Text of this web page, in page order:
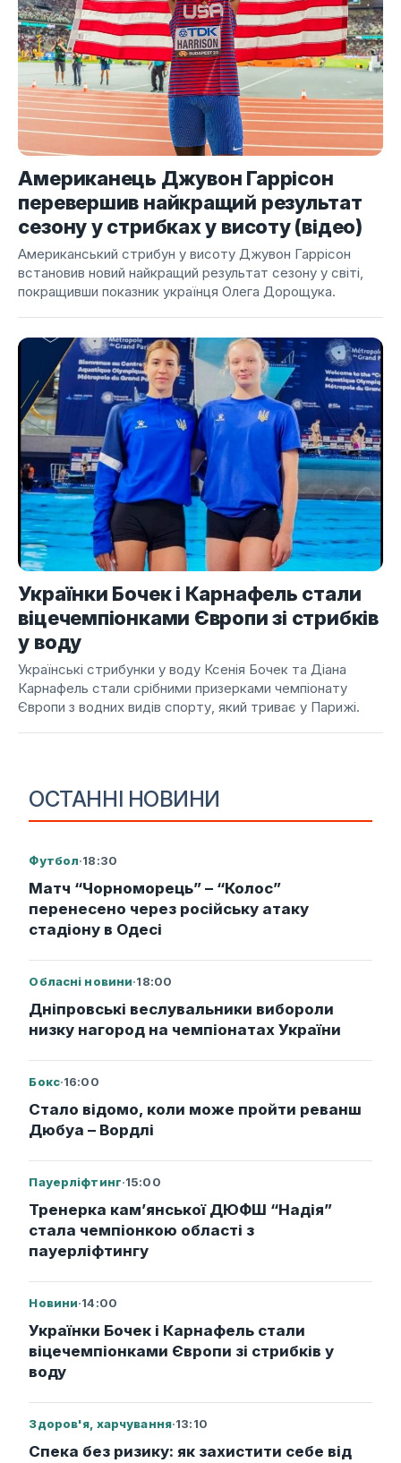
ОСТАННІ НОВИНИ
Футбол·18:30
Матч “Чорноморець” – “Колос”
перенесено через російську атаку
стадіону в Одесі
Обласні новини·18:00
Дніпровські веслувальники вибороли
низку нагород на чемпіонатах України
Бокс·16:00
Стало відомо, коли може пройти реванш
Дюбуа – Вордлі
Пауерліфтинг·15:00
Тренерка кам’янської ДЮФШ “Надія”
стала чемпіонкою області з
пауерліфтингу
Новини·14:00
Українки Бочек і Карнафель стали
віцечемпіонками Європи зі стрибків у
воду
Здоров'я, харчування·13:10
Спека без ризику: як захистити себе від
Американець Джувон Гаррісон
перевершив найкращий результат
сезону у стрибках у висоту (відео)
Американський стрибун у висоту Джувон Гаррісон
встановив новий найкращий результат сезону у світі,
покращивши показник українця Олега Дорощука.
Українки Бочек і Карнафель стали
віцечемпіонками Європи зі стрибків
у воду
Українські стрибунки у воду Ксенія Бочек та Діана
Карнафель стали срібними призерками чемпіонату
Європи з водних видів спорту, який триває у Парижі.